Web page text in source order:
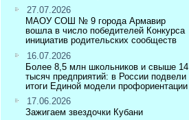
27.07.2026
МАОУ СОШ № 9 города Армавир
вошла в число победителей Конкурса
инициатив родительских сообществ
16.07.2026
Более 8,5 млн школьников и свыше 14
тысяч предприятий: в России подвели
итоги Единой модели профориентации
17.06.2026
Зажигаем звездочки Кубани